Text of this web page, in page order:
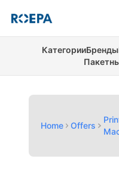
КатегорииБренды
Home Offers